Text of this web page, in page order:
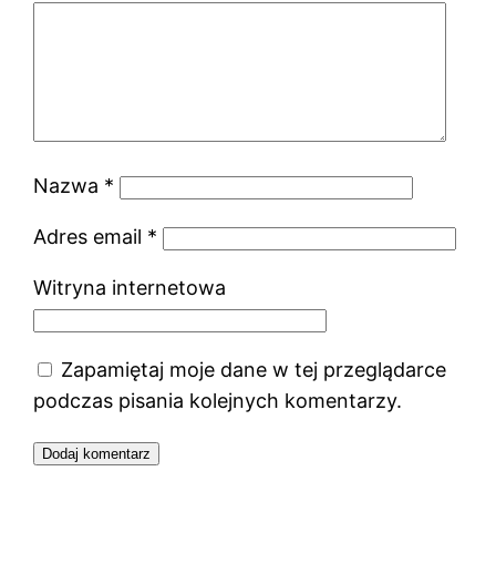
Nazwa *
Adres email *
Witryna internetowa
Zapamiętaj moje dane w tej przeglądarce
podczas pisania kolejnych komentarzy.